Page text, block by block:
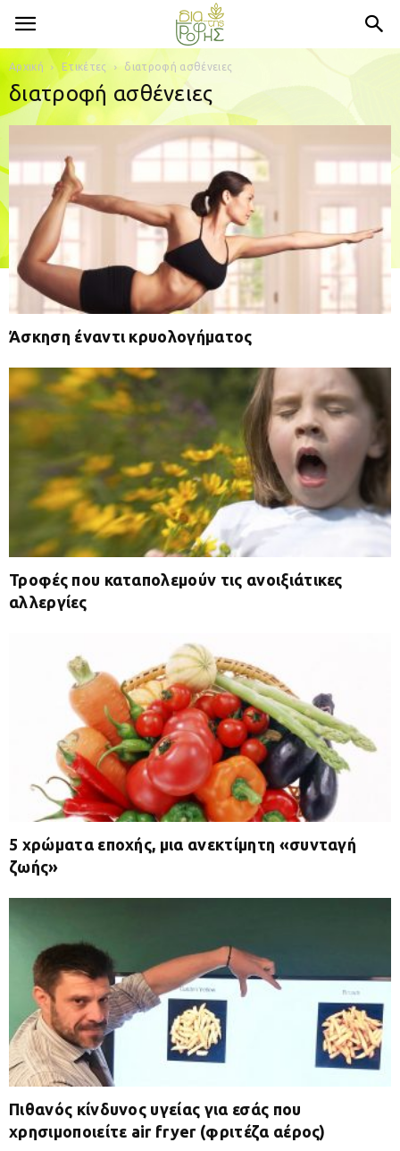
Αρχική Ετικέτες διατροφή ασθένειες
διατροφή ασθένειες
Άσκηση έναντι κρυολογήματος
Τροφές που καταπολεμούν τις ανοιξιάτικες
αλλεργίες
5 χρώματα εποχής, μια ανεκτίμητη «συνταγή
ζωής»
Πιθανός κίνδυνος υγείας για εσάς που
χρησιμοποιείτε air fryer (φριτέζα αέρος)